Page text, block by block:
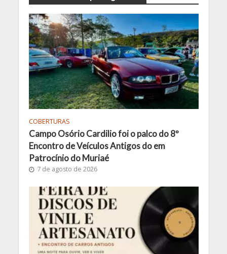
COBERTURAS
Campo Osório Cardilio foi o palco do 8º
Encontro de Veículos Antigos do em
Patrocínio do Muriaé
7 de agosto de 2026